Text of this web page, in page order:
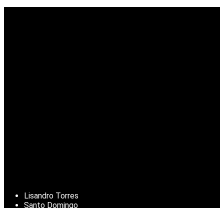
Lisandro Torres
Santo Domingo